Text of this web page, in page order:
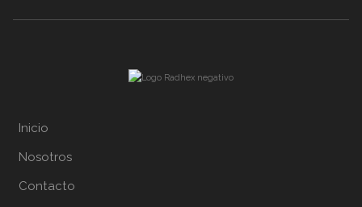
Inicio
Nosotros
Contacto